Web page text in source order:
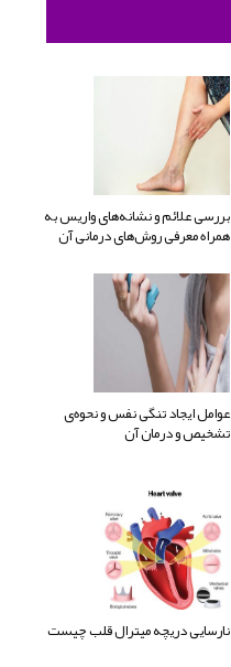
بررسی علائم و نشانه‌های واریس به
همراه معرفی روش‌های درمانی آن
عوامل ایجاد تنگی نفس و نحوه‌ی
تشخیص و درمان آن
نارسایی دریچه میترال قلب چیست